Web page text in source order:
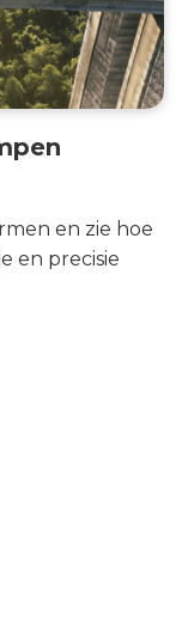
en zie hoe
en precisie